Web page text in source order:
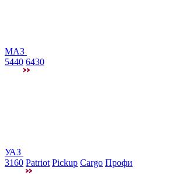
МАЗ
5440 6430
УАЗ
3160 Patriot Pickup Cargo Профи